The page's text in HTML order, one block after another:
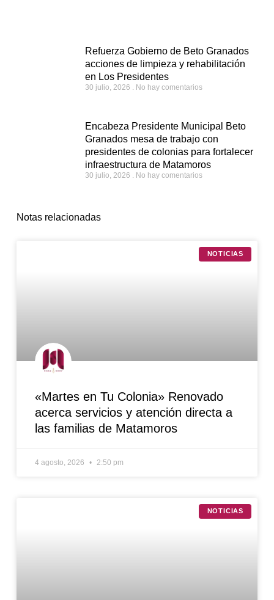
Refuerza Gobierno de Beto Granados
acciones de limpieza y rehabilitación
en Los Presidentes
30 julio, 2026 No hay comentarios
Encabeza Presidente Municipal Beto
Granados mesa de trabajo con
presidentes de colonias para fortalecer
infraestructura de Matamoros
30 julio, 2026 No hay comentarios
Notas relacionadas
NOTICIAS
«Martes en Tu Colonia» Renovado
acerca servicios y atención directa a
las familias de Matamoros
4 agosto, 2026 2:50 pm
NOTICIAS